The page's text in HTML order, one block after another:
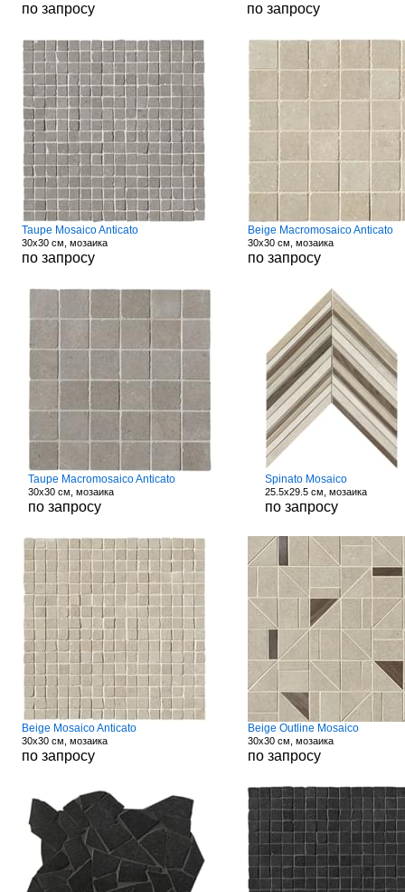
по запросу по запросу
Taupe Mosaico Anticato
30x30 см, мозаика
по запросу
Beige Macromosaico Anticato
30x30 см, мозаика
по запросу
Taupe Macromosaico Anticato
30x30 см, мозаика
по запросу
Spinato Mosaico
25.5x29.5 см, мозаика
по запросу
Beige Mosaico Anticato
30x30 см, мозаика
по запросу
Beige Outline Mosaico
30x30 см, мозаика
по запросу